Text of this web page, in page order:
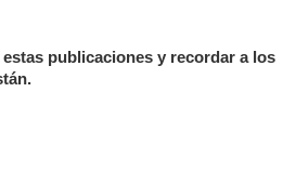
publicaciones y recordar a los